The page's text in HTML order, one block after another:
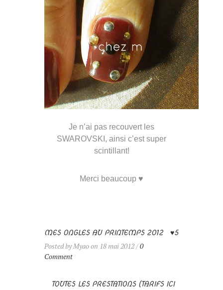
Je n’ai pas recouvert les
SWAROVSKI, ainsi c’est super
scintillant!
Merci beaucoup ♥
MES ONGLES AU PRINTEMPS 2012 ♥5
Posted by Myao on 18 mai 2012 /0
Comment
TOUTES LES PRESTATIONS (TARIFS ICI